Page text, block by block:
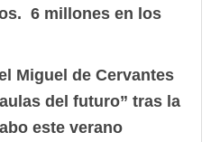
6 millones en los
Miguel de Cervantes
del futuro” tras la
este verano